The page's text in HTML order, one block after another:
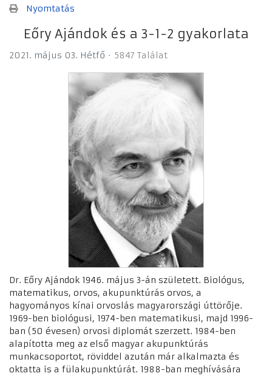
Nyomtatás
Eőry Ajándok és a 3-1-2 gyakorlata
2021. május 03. Hétfő 5847 Találat
Dr. Eőry Ajándok 1946. május 3-án született. Biológus,
matematikus, orvos, akupunktúrás orvos, a
hagyományos kínai orvoslás magyarországi úttörője.
1969-ben biológusi, 1974-ben matematikusi, majd 1996-
ban (50 évesen) orvosi diplomát szerzett. 1984-ben
alapította meg az első magyar akupunktúrás
munkacsoportot, röviddel azután már alkalmazta és
oktatta is a fülakupunktúrát. 1988-ban meghívására